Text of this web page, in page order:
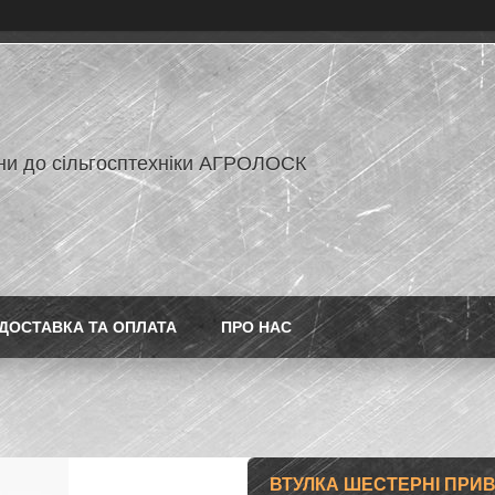
до сільгосптехніки АГРОЛОСК
ТА ОПЛАТА ПРО НАС
ВТУЛКА ШЕСТЕРНІ